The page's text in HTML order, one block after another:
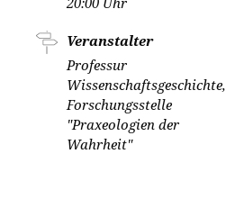
Veranstalter
Professur
Wissenschaftsgeschichte,
Forschungsstelle
"Praxeologien der
Wahrheit"